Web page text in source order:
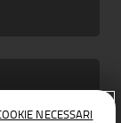
NECESSARI